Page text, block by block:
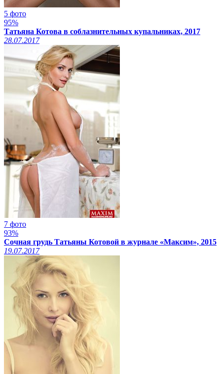
5 фото
95%
Татьяна Котова в соблазнительных купальниках, 2017
28.07.2017
7 фото
93%
Сочная грудь Татьяны Котовой в журнале «Максим», 2015
19.07.2017